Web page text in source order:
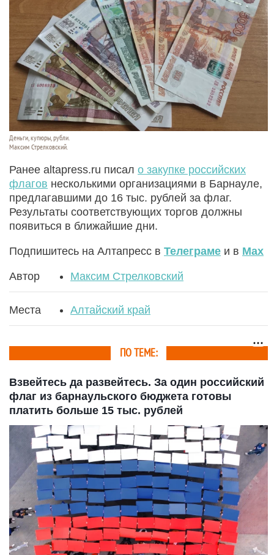
Деньги, купюры, рубли.
Максим Стрелковский.
Ранее altapress.ru писал о закупке российских
флагов несколькими организациями в Барнауле,
предлагавшими до 16 тыс. рублей за флаг.
Результаты соответствующих торгов должны
появиться в ближайшие дни.
Подпишитесь на Алтапресс в Телеграме и в Max
Автор Максим Стрелковский
Места Алтайский край
ПО ТЕМЕ:
Взвейтесь да развейтесь. За один российский
флаг из барнаульского бюджета готовы
платить больше 15 тыс. рублей